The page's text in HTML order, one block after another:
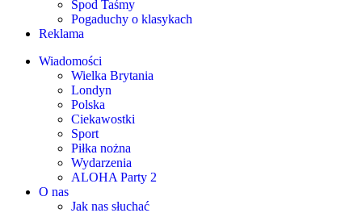
Spod Taśmy
Pogaduchy o klasykach
Reklama
Wiadomości
Wielka Brytania
Londyn
Polska
Ciekawostki
Sport
Piłka nożna
Wydarzenia
ALOHA Party 2
O nas
Jak nas słuchać